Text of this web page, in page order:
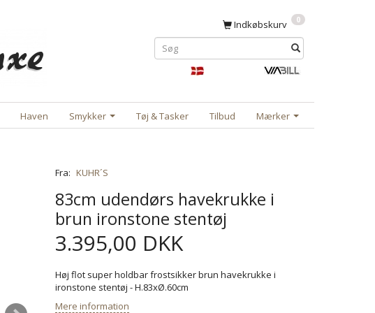
Indkøbskurv 0
Haven Smykker Tøj & Tasker Tilbud Mærker
Fra: KUHR´S
83cm udendørs havekrukke i
brun ironstone stentøj
3.395,00 DKK
Høj flot super holdbar frostsikker brun havekrukke i
ironstone stentøj - H.83xØ.60cm
Mere information